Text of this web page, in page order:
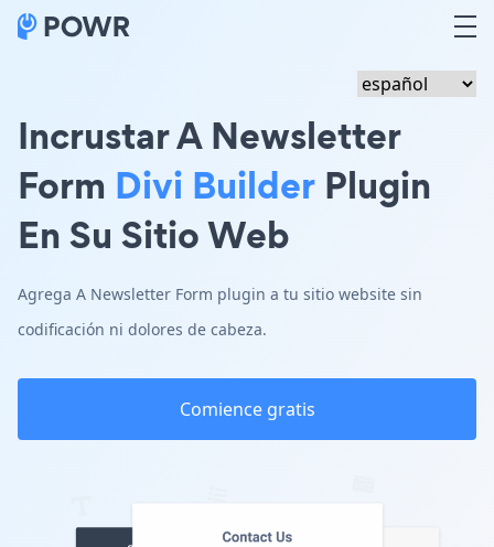
Incrustar A Newsletter
Form Divi Builder Plugin
En Su Sitio Web
Agrega A Newsletter Form plugin a tu sitio website sin
codificación ni dolores de cabeza.
Comience gratis